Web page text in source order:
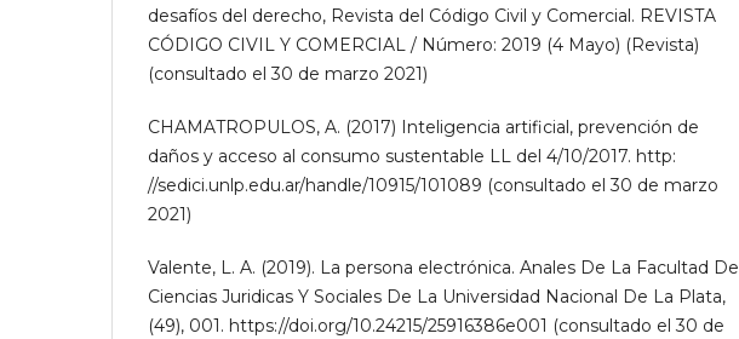
desafíos del derecho, Revista del Código Civil y Comercial. REVISTA
CÓDIGO CIVIL Y COMERCIAL / Número: 2019 (4 Mayo) (Revista)
(consultado el 30 de marzo 2021)
CHAMATROPULOS, A. (2017) Inteligencia artificial, prevención de
daños y acceso al consumo sustentable LL del 4/10/2017. http:
//sedici.unlp.edu.ar/handle/10915/101089 (consultado el 30 de marzo
2021)
Valente, L. A. (2019). La persona electrónica. Anales De La Facultad De
Ciencias Juridicas Y Sociales De La Universidad Nacional De La Plata,
(49), 001. https://doi.org/10.24215/25916386e001 (consultado el 30 de